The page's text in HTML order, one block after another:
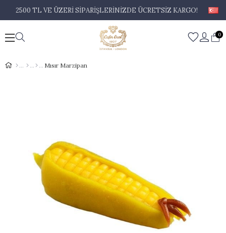
2500 TL VE ÜZERİ SİPARİŞLERİNİZDE ÜCRETSİZ KARGO!
0
Mısır Marzipan